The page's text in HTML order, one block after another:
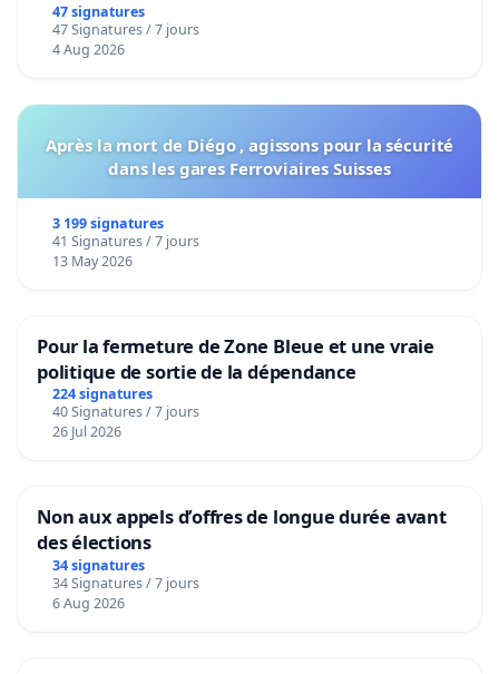
47 signatures
47 Signatures / 7 jours
4 Aug 2026
Après la mort de Diégo , agissons pour la sécurité
dans les gares Ferroviaires Suisses
3 199 signatures
41 Signatures / 7 jours
13 May 2026
Pour la fermeture de Zone Bleue et une vraie
politique de sortie de la dépendance
224 signatures
40 Signatures / 7 jours
26 Jul 2026
Non aux appels d’offres de longue durée avant
des élections
34 signatures
34 Signatures / 7 jours
6 Aug 2026